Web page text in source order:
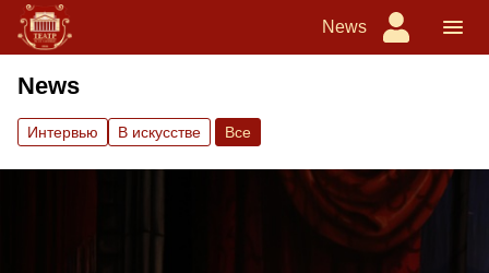
News
News
Интервью В искусстве Вce